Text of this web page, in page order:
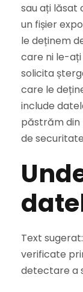
sau ați lăsat
un fișier
le deținem
care ni le-ați
solicita
care le
include
păstrăm din
de
Text
verificate
detectare a